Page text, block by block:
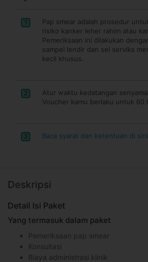
1
Pap smear adalah prosedur
risiko kanker leher rahim atau
Pemeriksaan ini dilakukan
sampel lendir dan sel serviks
kecil khusus.
2
Atur waktu kedatangan
Voucher kamu berlaku untuk 60
3 Baca syarat dan ketentuan di
Deskripsi
Detail Isi Paket
Yang termasuk dalam paket
Pemeriksaan pap smear
Konsultasi
Biaya administrasi klinik